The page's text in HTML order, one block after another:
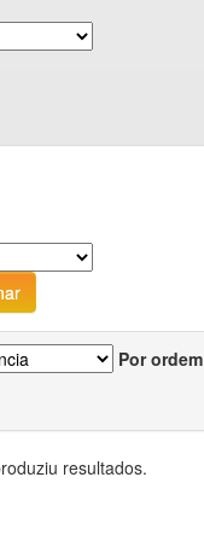
Por ordem
resultados.